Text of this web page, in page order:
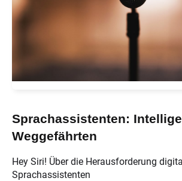
Sprachassistenten:
Weggefährten
Hey Siri! Über die Herausforderung
Sprachassistenten